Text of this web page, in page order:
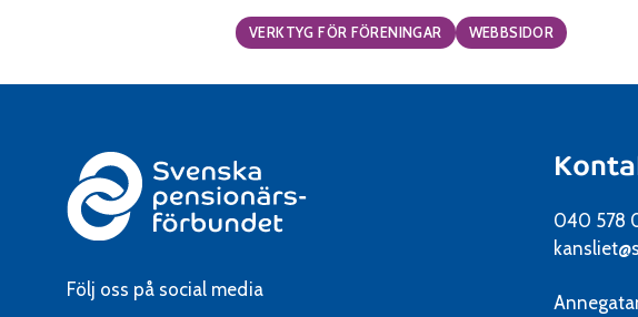
VERKTYG FÖR FÖRENINGAR WEBBSIDOR
Följ oss på social media
040 578